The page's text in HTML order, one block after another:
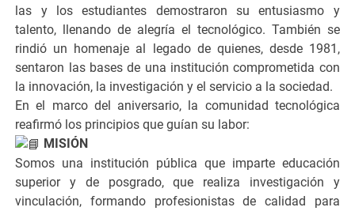
las y los estudiantes demostraron su entusiasmo y
talento, llenando de alegría el tecnológico. También se
rindió un homenaje al legado de quienes, desde 1981,
sentaron las bases de una institución comprometida con
la innovación, la investigación y el servicio a la sociedad.
En el marco del aniversario, la comunidad tecnológica
reafirmó los principios que guían su labor:
MISIÓN
Somos una institución pública que imparte educación
superior y de posgrado, que realiza investigación y
vinculación, formando profesionistas de calidad para